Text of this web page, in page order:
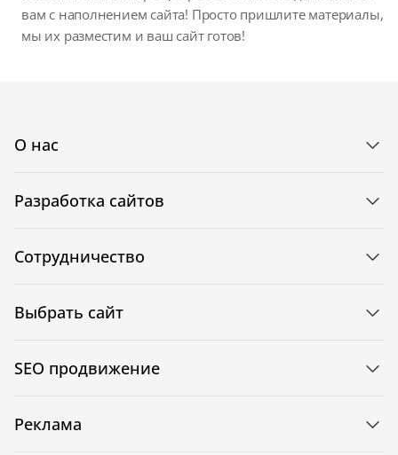
вам с наполнением сайта! Просто пришлите материалы,
мы их разместим и ваш сайт готов!
О нас
Разработка сайтов
Сотрудничество
Выбрать сайт
SEO продвижение
Реклама